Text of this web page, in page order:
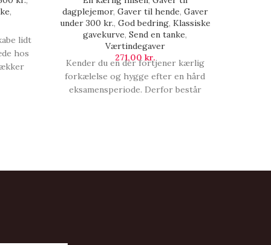
,
lidt
hos
dagplejemor, Gaver til hende, Gaver
under 300 kr., God bedring, Klassiske
gavekurve, Send en tanke,
Værtindegaver
271,00 kr.
Kender du en der fortjener kærlig
forkælelse og hygge efter en hård
eksamensperiode. Derfor består